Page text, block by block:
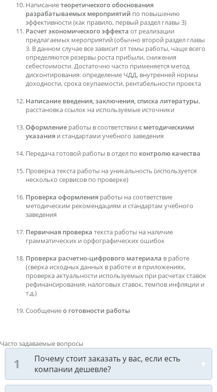
Написаниетеоретического обоснования
разрабатываемых мероприятий по повышению
эффективности (как правило, первый раздел главы 3)
Расчет экономического эффекта от реализации
предлагаемых мероприятий (обычно второй раздел главы
3. В данном случае все зависит от темы работы, чаще всего
определяются резервы роста прибыли, снижения
себестоимости. Достаточно часто применяется метод
дисконтирования: определение ЧДД, внутренней нормы
доходности, срока окупаемости, рентабельности проекта
Написание введения, заключения, списка литературы,
расстановка ссылок на используемые источники
Оформление работы в соответствии с методическими
указания и стандартами учебного заведения
Передача готовой работы в отдел по контролю качества
Проверка текста работы на уникальность (используется
несколько сервисов по проверке)
Проверка оформления работы на соответствие
методическим рекомендациям и стандартам учебного
заведения
Первичная проверка текста работы на наличие
грамматических и орфографических ошибок
Проверка расчетно-цифрового материала в работе
(сверка исходных данных в работе и в приложениях,
проверка актуальности используемых при расчетах ставок
рефинансирования, налоговых ставок, темпов инфляции и
т.д.)
Сообщениео готовности работы
Часто задаваемые вопросы
Почему стоит заказать у вас, если есть
компании дешевле?